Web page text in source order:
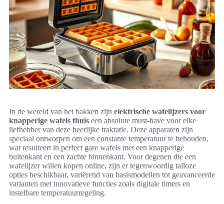
In de wereld van het bakken zijn elektrische wafelijzers voor
knapperige wafels thuis een absolute must-have voor elke
liefhebber van deze heerlijke traktatie. Deze apparaten zijn
speciaal ontworpen om een constante temperatuur te behouden,
wat resulteert in perfect gare wafels met een knapperige
buitenkant en een zachte binnenkant. Voor degenen die een
wafelijzer willen kopen online, zijn er tegenwoordig talloze
opties beschikbaar, variërend van basismodellen tot geavanceerde
varianten met innovatieve functies zoals digitale timers en
instelbare temperatuurregeling.